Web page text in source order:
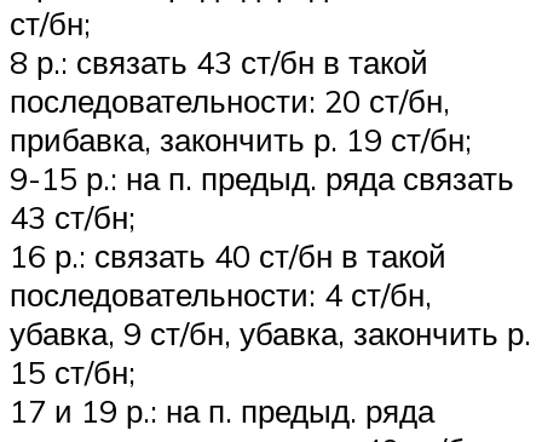
ст/бн;
8 р.: связать 43 ст/бн в такой
последовательности: 20 ст/бн,
прибавка, закончить р. 19 ст/бн;
9-15 р.: на п. предыд. ряда связать
43 ст/бн;
16 р.: связать 40 ст/бн в такой
последовательности: 4 ст/бн,
убавка, 9 ст/бн, убавка, закончить р.
15 ст/бн;
17 и 19 р.: на п. предыд. ряда